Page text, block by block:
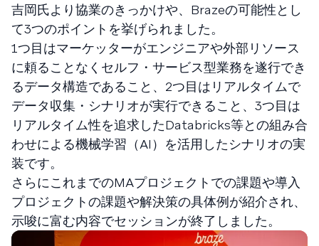
吉岡氏より協業のきっかけや、Brazeの可能性とし
て3つのポイントを挙げられました。
1つ目はマーケッターがエンジニアや外部リソース
に頼ることなくセルフ・サービス型業務を遂行でき
るデータ構造であること、2つ目はリアルタイムで
データ収集・シナリオが実行できること、3つ目は
リアルタイム性を追求したDatabricks等との組み合
わせによる機械学習（AI）を活用したシナリオの実
装です。
さらにこれまでのMAプロジェクトでの課題や導入
プロジェクトの課題や解決策の具体例が紹介され、
示唆に富む内容でセッションが終了しました。